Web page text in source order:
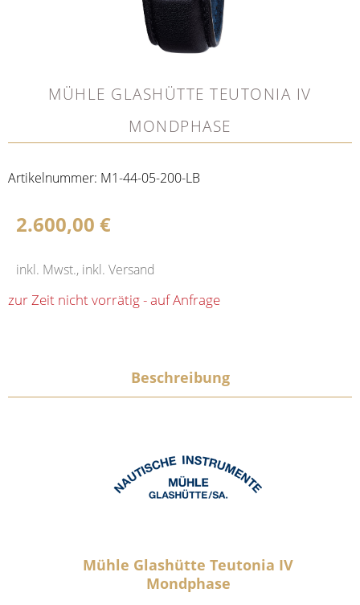
MÜHLE GLASHÜTTE TEUTONIA IV
MONDPHASE
Artikelnummer: M1-44-05-200-LB
2.600,00 €
inkl. Mwst., inkl. Versand
zur Zeit nicht vorrätig - auf Anfrage
Beschreibung
Mühle Glashütte Teutonia IV
Mondphase